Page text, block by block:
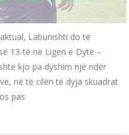
Labunishti do të
13-të në Ligën e Dytë –
kjo pa dyshim një ndër
në të cilën të dyja skuadrat
pas